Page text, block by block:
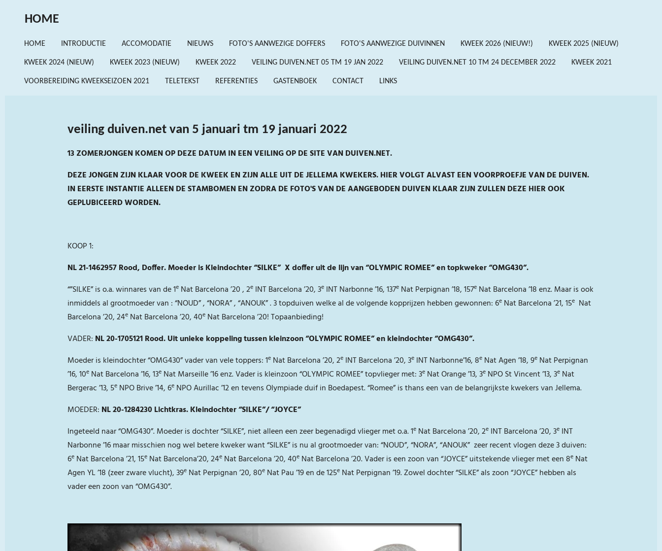
direct
hoofdinhoud
HOME
HOME INTRODUCTIE ACCOMODATIE NIEUWS FOTO'S AANWEZIGE DOFFERS FOTO'S AANWEZIGE DUIVINNEN KWEEK 2026 (NIEUW!) KWEEK 2025 (NIEUW)
KWEEK 2024 (NIEUW) KWEEK 2023 (NIEUW) KWEEK 2022 VEILING DUIVEN.NET 05 TM 19 JAN 2022 VEILING DUIVEN.NET 10 TM 24 DECEMBER 2022 KWEEK 2021
VOORBEREIDING KWEEKSEIZOEN 2021 TELETEKST REFERENTIES GASTENBOEK CONTACT LINKS
veiling duiven.net van 5 januari tm 19 januari 2022
13 ZOMERJONGEN KOMEN OP DEZE DATUM IN EEN VEILING OP DE SITE VAN DUIVEN.NET.
DEZE JONGEN ZIJN KLAAR VOOR DE KWEEK EN ZIJN ALLE UIT DE JELLEMA KWEKERS. HIER VOLGT ALVAST EEN VOORPROEFJE VAN DE DUIVEN.
IN EERSTE INSTANTIE ALLEEN DE STAMBOMEN EN ZODRA DE FOTO'S VAN DE AANGEBODEN DUIVEN KLAAR ZIJN ZULLEN DEZE HIER OOK
GEPLUBICEERD WORDEN.
KOOP 1:
NL 21-1462957 Rood, Doffer. Moeder is Kleindochter “SILKE” X doffer uit de lijn van “OLYMPIC ROMEE” en topkweker “OMG430”.
“”SILKE” is o.a. winnares van de 1e Nat Barcelona ’20 , 2e INT Barcelona ’20, 3e INT Narbonne ’16, 137e Nat Perpignan ’18, 157e Nat Barcelona ’18 enz. Maar is ook
inmiddels al grootmoeder van : “NOUD” , “NORA” , “ANOUK” . 3 topduiven welke al de volgende kopprijzen hebben gewonnen: 6e Nat Barcelona ’21, 15e Nat
Barcelona ’20, 24e Nat Barcelona ’20, 40e Nat Barcelona ’20! Topaanbieding!
VADER: NL 20-1705121 Rood. Uit unieke koppeling tussen kleinzoon “OLYMPIC ROMEE” en kleindochter “OMG430”.
Moeder is kleindochter “OMG430” vader van vele toppers: 1e Nat Barcelona ’20, 2e INT Barcelona ’20, 3e INT Narbonne’16, 8e Nat Agen ’18, 9e Nat Perpignan
’16, 10e Nat Barcelona ’16, 13e Nat Marseille ’16 enz. Vader is kleinzoon “OLYMPIC ROMEE” topvlieger met: 3e Nat Orange ’13, 3e NPO St Vincent ’13, 3e Nat
Bergerac ’13, 5e NPO Brive ’14, 6e NPO Aurillac ’12 en tevens Olympiade duif in Boedapest. “Romee” is thans een van de belangrijkste kwekers van Jellema.
MOEDER: NL 20-1284230 Lichtkras. Kleindochter “SILKE”/ “JOYCE”
Ingeteeld naar “OMG430”. Moeder is dochter “SILKE”, niet alleen een zeer begenadigd vlieger met o.a. 1e Nat Barcelona ’20, 2e INT Barcelona ’20, 3e INT
Narbonne ’16 maar misschien nog wel betere kweker want “SILKE” is nu al grootmoeder van: “NOUD”, “NORA”, “ANOUK” zeer recent vlogen deze 3 duiven:
6e Nat Barcelona ’21, 15e Nat Barcelona’20, 24e Nat Barcelona ’20, 40e Nat Barcelona ’20. Vader is een zoon van “JOYCE” uitstekende vlieger met een 8e Nat
Agen YL ’18 (zeer zware vlucht), 39e Nat Perpignan ’20, 80e Nat Pau ’19 en de 125e Nat Perpignan ’19. Zowel dochter “SILKE” als zoon “JOYCE” hebben als
vader een zoon van “OMG430”.